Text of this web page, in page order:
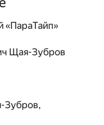
«ПараТайп»
Щая-Зубров
Зубров,